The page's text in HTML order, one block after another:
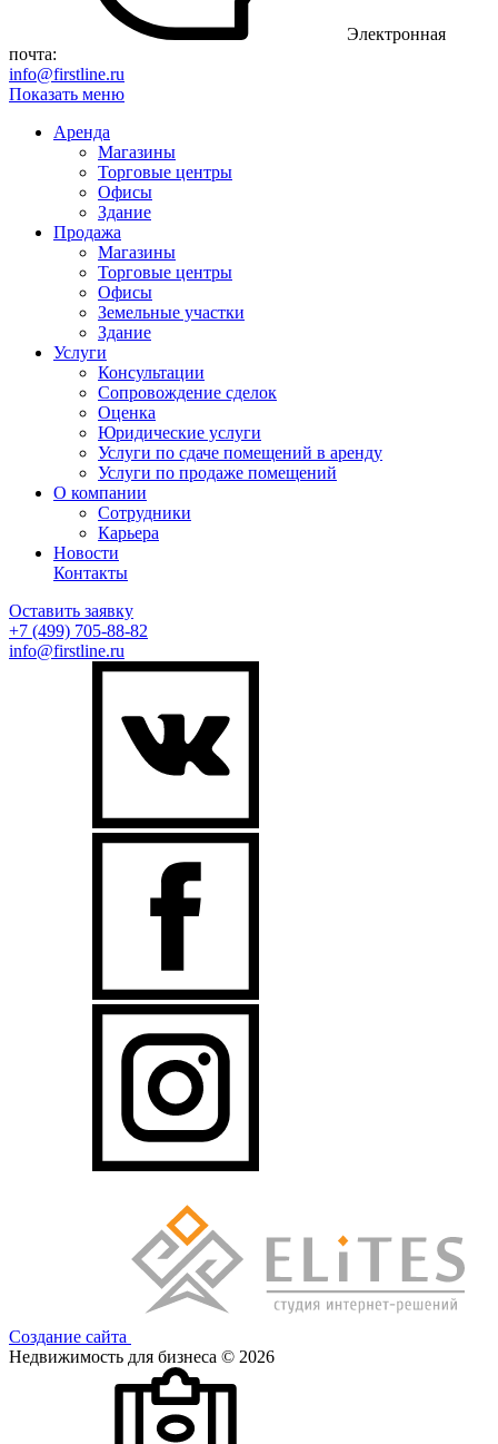
Электронная
почта:
info@firstline.ru
Показать меню
Аренда
Магазины
Торговые центры
Офисы
Здание
Продажа
Магазины
Торговые центры
Офисы
Земельные участки
Здание
Услуги
Консультации
Сопровождение сделок
Оценка
Юридические услуги
Услуги по сдаче помещений в аренду
Услуги по продаже помещений
О компании
Сотрудники
Карьера
Новости
Контакты
Оставить заявку
+7 (499) 705-88-82
info@firstline.ru
Создание сайта
Недвижимость для бизнеса © 2026